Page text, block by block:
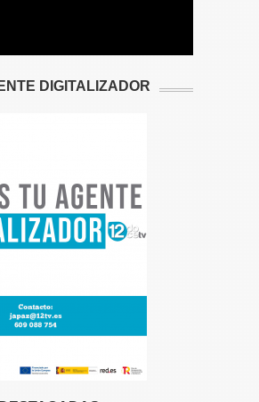
DIGITALIZADOR